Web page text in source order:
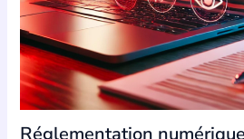
Réglementation